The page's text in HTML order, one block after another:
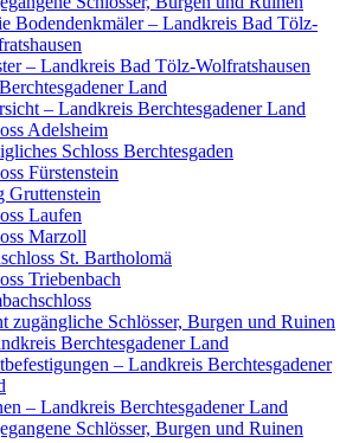
Bodendenkmäler – Landkreis Bad Tölz-
– Landkreis Bad Tölz-Wolfratshausen
Land
– Landkreis Berchtesgadener Land
Adelsheim
Schloss Berchtesgaden
Fürstenstein
Gruttenstein
Laufen
Marzoll
St. Bartholomä
Triebenbach
zugängliche Schlösser, Burgen und Ruinen
Berchtesgadener Land
– Landkreis Berchtesgadener
– Landkreis Berchtesgadener Land
Schlösser, Burgen und Ruinen